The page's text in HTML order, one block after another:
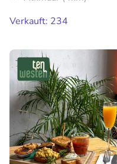
Verkauft: 234